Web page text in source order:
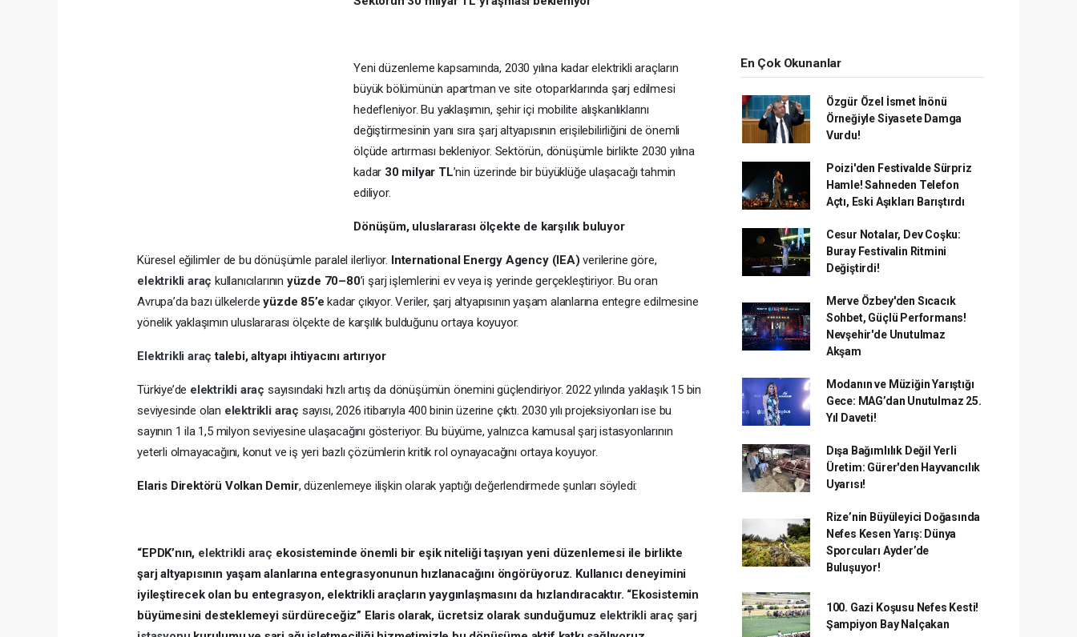
Yeni düzenleme kapsamında, 2030 yılına kadar elektrikli araçların
büyük bölümünün apartman ve site otoparklarında şarj edilmesi
hedefleniyor. Bu yaklaşımın, şehir içi mobilite alışkanlıklarını
değiştirmesinin yanı sıra şarj altyapısının erişilebilirliğini de önemli
ölçüde artırması bekleniyor. Sektörün, dönüşümle birlikte 2030 yılına
kadar 30 milyar TL’nin üzerinde bir büyüklüğe ulaşacağı tahmin
ediliyor.
Dönüşüm, uluslararası ölçekte de karşılık buluyor
Küresel eğilimler de bu dönüşümle paralel ilerliyor. International Energy Agency (IEA) verilerine göre,
elektrikli araç kullanıcılarının yüzde 70–80’i şarj işlemlerini ev veya iş yerinde gerçekleştiriyor. Bu oran
Avrupa’da bazı ülkelerdeyüzde 85’e kadar çıkıyor. Veriler, şarj altyapısının yaşam alanlarına entegre edilmesine
yönelik yaklaşımın uluslararası ölçekte de karşılık bulduğunu ortaya koyuyor.
Elektrikli araçtalebi, altyapı ihtiyacını artırıyor
Türkiye’de elektrikli araç sayısındaki hızlı artış da dönüşümün önemini güçlendiriyor. 2022 yılında yaklaşık 15 bin
seviyesinde olan elektrikli araç sayısı, 2026 itibarıyla 400 binin üzerine çıktı. 2030 yılı projeksiyonları ise bu
sayının 1 ila 1,5 milyon seviyesine ulaşacağını gösteriyor. Bu büyüme, yalnızca kamusal şarj istasyonlarının
yeterli olmayacağını, konut ve iş yeri bazlı çözümlerin kritik rol oynayacağını ortaya koyuyor.
Elaris Direktörü Volkan Demir, düzenlemeye ilişkin olarak yaptığı değerlendirmede şunları söyledi:
“EPDK’nın, elektrikli araç ekosisteminde önemli bir eşik niteliği taşıyan yeni düzenlemesi ile birlikte
şarj altyapısının yaşam alanlarına entegrasyonunun hızlanacağını öngörüyoruz. Kullanıcı deneyimini
iyileştirecek olan bu entegrasyon, elektrikli araçların yaygınlaşmasını da hızlandıracaktır. “Ekosistemin
büyümesini desteklemeyi sürdüreceğiz” Elaris olarak, ücretsiz olarak sunduğumuz elektrikli araç şarj
En Çok Okunanlar
Özgür Özel İsmet İnönü
Örneğiyle Siyasete Damga
Vurdu!
Poizi'den Festivalde Sürpriz
Hamle! Sahneden Telefon
Açtı, Eski Aşıkları Barıştırdı
Cesur Notalar, Dev Coşku:
Buray Festivalin Ritmini
Değiştirdi!
Merve Özbey'den Sıcacık
Sohbet, Güçlü Performans!
Nevşehir'de Unutulmaz
Akşam
Modanın ve Müziğin Yarıştığı
Gece: MAG’dan Unutulmaz 25.
Yıl Daveti!
Dışa Bağımlılık Değil Yerli
Üretim: Gürer'den Hayvancılık
Uyarısı!
Rize’nin Büyüleyici Doğasında
Nefes Kesen Yarış: Dünya
Sporcuları Ayder’de
Buluşuyor!
100. Gazi Koşusu Nefes Kesti!
Şampiyon Bay Nalçakan